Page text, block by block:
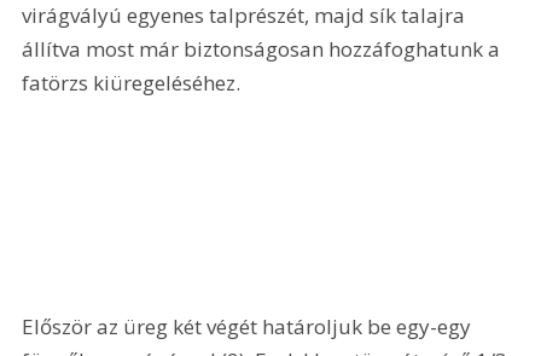
virágvályú egyenes talprészét, majd sík talajra
állítva most már biztonságosan hozzáfoghatunk a
fatörzs kiüregeléséhez.
Először az üreg két végét határoljuk be egy-egy